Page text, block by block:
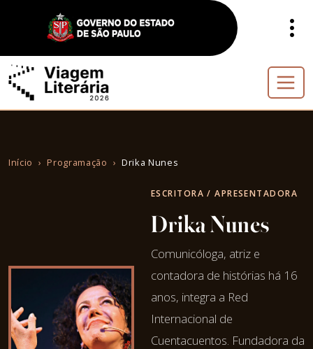
Início Programação Drika Nunes
ESCRITORA / APRESENTADORA
Drika Nunes
Comunicóloga, atriz e
contadora de histórias há 16
anos, integra a Red
Internacional de
Cuentacuentos. Fundadora da